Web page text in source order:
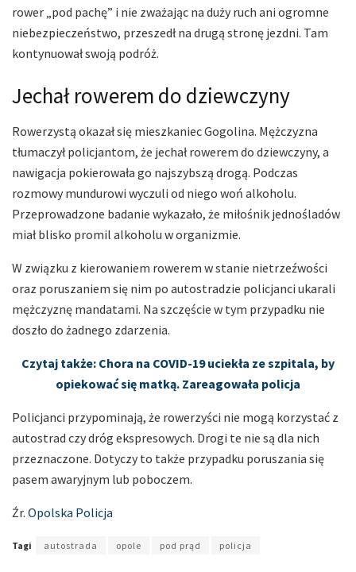
rower „pod pachę” i nie zważając na duży ruch ani ogromne
niebezpieczeństwo, przeszedł na drugą stronę jezdni. Tam
kontynuował swoją podróż.
Jechał rowerem do dziewczyny
Rowerzystą okazał się mieszkaniec Gogolina. Mężczyzna
tłumaczył policjantom, że jechał rowerem do dziewczyny, a
nawigacja pokierowała go najszybszą drogą. Podczas
rozmowy mundurowi wyczuli od niego woń alkoholu.
Przeprowadzone badanie wykazało, że miłośnik jednośladów
miał blisko promil alkoholu w organizmie.
W związku z kierowaniem rowerem w stanie nietrzeźwości
oraz poruszaniem się nim po autostradzie policjanci ukarali
mężczyznę mandatami. Na szczęście w tym przypadku nie
doszło do żadnego zdarzenia.
Czytaj także: Chora na COVID-19 uciekła ze szpitala, by
opiekować się matką. Zareagowała policja
Policjanci przypominają, że rowerzyści nie mogą korzystać z
autostrad czy dróg ekspresowych. Drogi te nie są dla nich
przeznaczone. Dotyczy to także przypadku poruszania się
pasem awaryjnym lub poboczem.
Źr. Opolska Policja
Tagi autostrada opole pod prąd policja